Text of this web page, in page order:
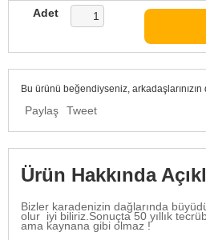
Adet
Bu ürünü beğendiyseniz,
Paylaş Tweet
Ürün Hakkında
Bizler karadenizin dağlarında
olur iyi biliriz.Sonuçta 50 yıllık
ama kaynana gibi olmaz !